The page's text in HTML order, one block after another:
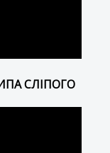
СЛІПОГО